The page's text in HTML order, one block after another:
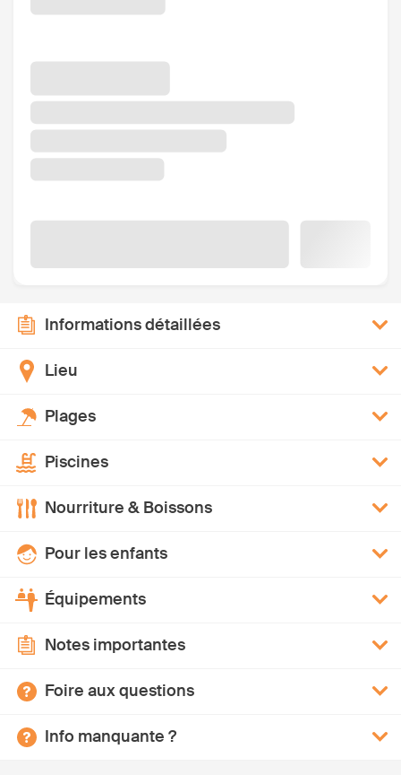
Informations détaillées
Lieu
Plages
Piscines
Nourriture & Boissons
Pour les enfants
Équipements
Notes importantes
Foire aux questions
Info manquante ?